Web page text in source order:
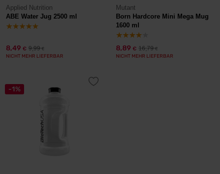
Applied Nutrition
ABE Water Jug 2500 ml
8,49 € 9,99€
NICHT MEHR LIEFERBAR
Mutant
Born Hardcore Mini Mega Mug
1600 ml
8,89 € 16,79€
NICHT MEHR LIEFERBAR
-1%